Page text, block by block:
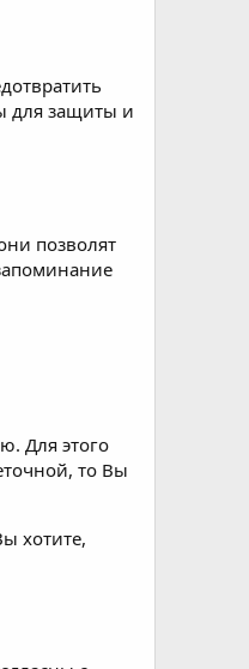
для защиты и
позволят
Для этого
то Вы
хотите,